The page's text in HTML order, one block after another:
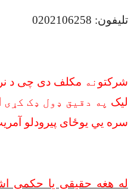
تلیفون: 0202106258
شرکتو نه مکلف دی چی د
لیک په دقیق ډول ډک کړی
سره يي یوځای پیرودلو
له هغه حقیقی یا حکمی